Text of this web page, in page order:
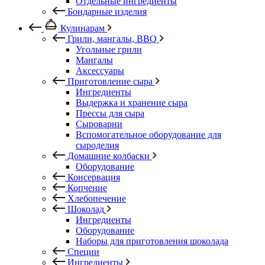
Бондарные изделия
Кулинарам
Грили, мангалы, BBQ
Угольные грили
Мангалы
Аксессуары
Приготовление сыра
Ингредиенты
Выдержка и хранение сыра
Прессы для сыра
Сыроварни
Вспомогательное оборудование для
сыроделия
Домашние колбаски
Оборудование
Консервация
Копчение
Хлебопечение
Шоколад
Ингредиенты
Оборудование
Наборы для приготовления шоколада
Специи
Ингредиенты